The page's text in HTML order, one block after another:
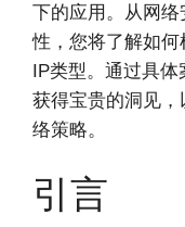
下的应用。从网
性，您将了解如
IP类型。通过具
获得宝贵的洞见
络策略。
引言